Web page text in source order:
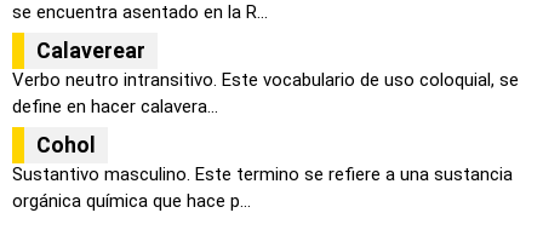
se encuentra asentado en la R...
Calaverear
Verbo neutro intransitivo. Este vocabulario de uso coloquial, se
define en hacer calavera...
Cohol
Sustantivo masculino. Este termino se refiere a una sustancia
orgánica química que hace p...